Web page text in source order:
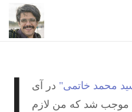
محمد خاتمی" در آی
موجب شد که من لازم